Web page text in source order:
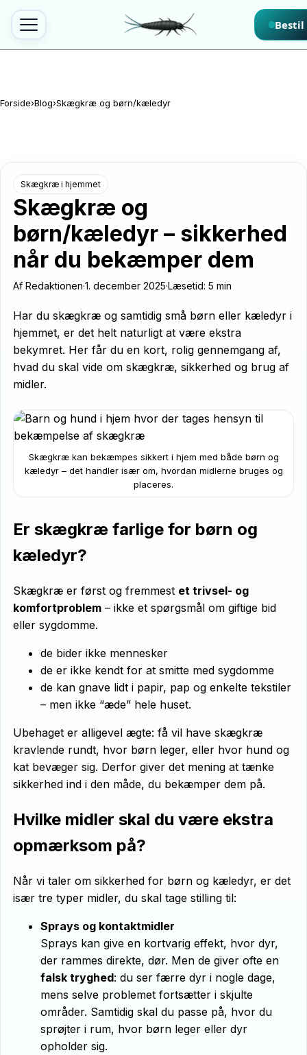
Bestil
Forside›Blog›Skægkræ og børn/kæledyr
Skægkræ i hjemmet
Skægkræ og
børn/kæledyr – sikkerhed
når du bekæmper dem
Af Redaktionen·1. december 2025·Læsetid: 5 min
Har du skægkræ og samtidig små børn eller kæledyr i
hjemmet, er det helt naturligt at være ekstra
bekymret. Her får du en kort, rolig gennemgang af,
hvad du skal vide om skægkræ, sikkerhed og brug af
midler.
Skægkræ kan bekæmpes sikkert i hjem med både børn og
kæledyr – det handler især om, hvordan midlerne bruges og
placeres.
Er skægkræ farlige for børn og
kæledyr?
Skægkræ er først og fremmest et trivsel- og
komfortproblem – ikke et spørgsmål om giftige bid
eller sygdomme.
de bider ikke mennesker
de er ikke kendt for at smitte med sygdomme
de kan gnave lidt i papir, pap og enkelte tekstiler
– men ikke “æde” hele huset.
Ubehaget er alligevel ægte: få vil have skægkræ
kravlende rundt, hvor børn leger, eller hvor hund og
kat bevæger sig. Derfor giver det mening at tænke
sikkerhed ind i den måde, du bekæmper dem på.
Hvilke midler skal du være ekstra
opmærksom på?
Når vi taler om sikkerhed for børn og kæledyr, er det
især tre typer midler, du skal tage stilling til:
Sprays og kontaktmidler
Sprays kan give en kortvarig effekt, hvor dyr,
der rammes direkte, dør. Men de giver ofte en
falsk tryghed: du ser færre dyr i nogle dage,
mens selve problemet fortsætter i skjulte
områder. Samtidig skal du passe på, hvor du
sprøjter i rum, hvor børn leger eller dyr
opholder sig.